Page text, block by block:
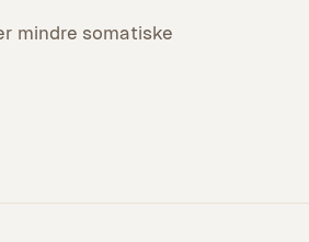
mindre somatiske